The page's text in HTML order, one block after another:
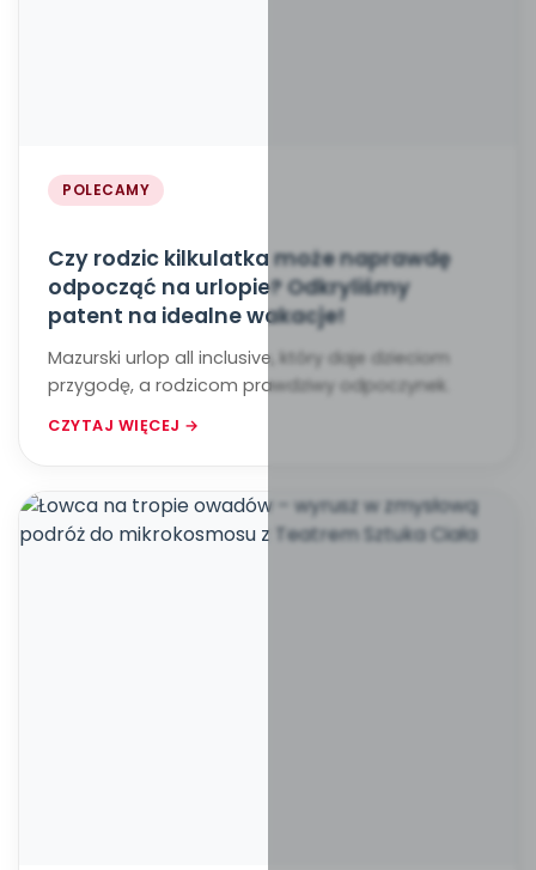
POLECAMY
Czy rodzic kilkulatka może naprawdę
odpocząć na urlopie? Odkryliśmy
patent na idealne wakacje!
Mazurski urlop all inclusive, który daje dzieciom
przygodę, a rodzicom prawdziwy odpoczynek.
CZYTAJ WIĘCEJ →